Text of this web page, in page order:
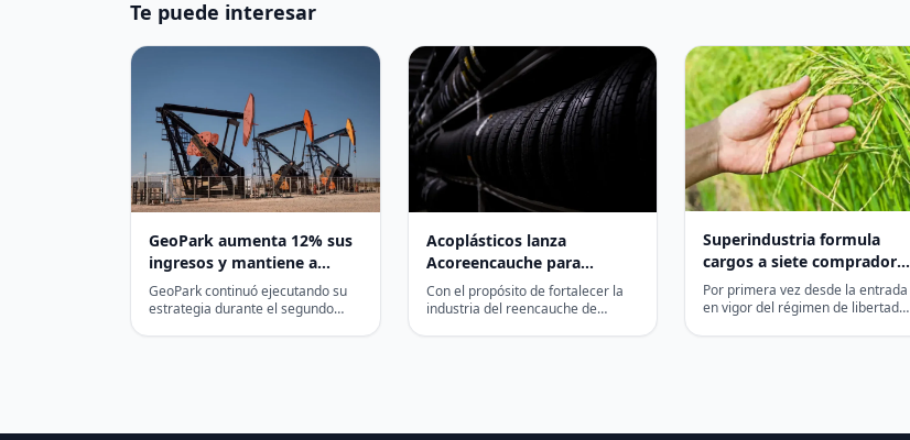
Te puede interesar
GeoPark aumenta 12% sus
ingresos y mantiene a
Colombia como base de
producción y caja
GeoPark continuó ejecutando su
estrategia durante el segundo
Acoplásticos lanza
Acoreencauche para
fortalecer la industria del
reencauche de llantas y
Con el propósito de fortalecer la
industria del reencauche de
Superindustria formula
cargos a siete compradores
de arroz por presuntos
pagos por debajo del precio
Por primera vez desde la entrada
en vigor del régimen de libertad